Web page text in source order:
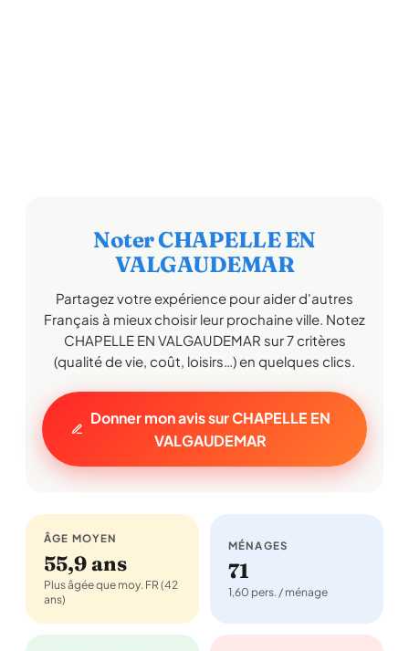
Noter CHAPELLE EN
VALGAUDEMAR
Partagez votre expérience pour aider d'autres
Français à mieux choisir leur prochaine ville. Notez
CHAPELLE EN VALGAUDEMAR sur 7 critères
(qualité de vie, coût, loisirs…) en quelques clics.
Donner mon avis sur CHAPELLE EN
VALGAUDEMAR
ÂGE MOYEN
55,9 ans
Plus âgée que moy. FR (42
ans)
MÉNAGES
71
1,60 pers. / ménage